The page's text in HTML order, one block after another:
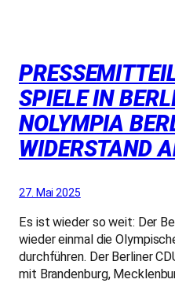
SPIELE IN
NOLYMPIA
WIDERSTAND
27. Mai 2025
Es ist wieder so weit: Der
wieder einmal die
durchführen. Der Berliner
mit Brandenburg,